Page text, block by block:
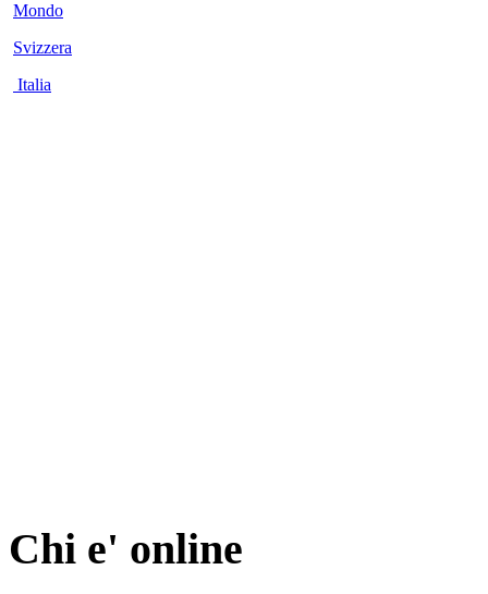
Mondo
Svizzera
Italia
Chi e' online